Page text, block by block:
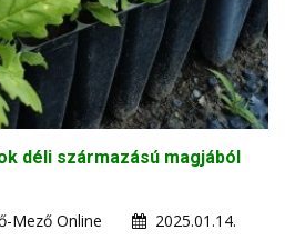
déli származású magjából
Mező Online
2025.01.14.